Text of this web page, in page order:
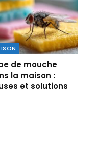
de mouche
la maison :
et solutions